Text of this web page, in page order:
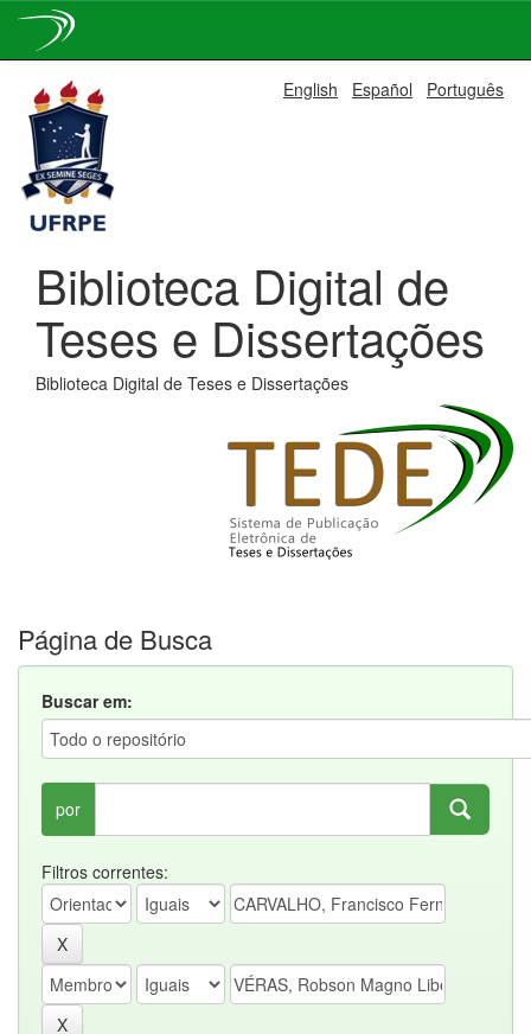
navigation
English Español Português
Biblioteca Digital de
Teses e Dissertações
Biblioteca Digital de Teses e Dissertações
Página de Busca
Buscar em:
por
Filtros correntes: